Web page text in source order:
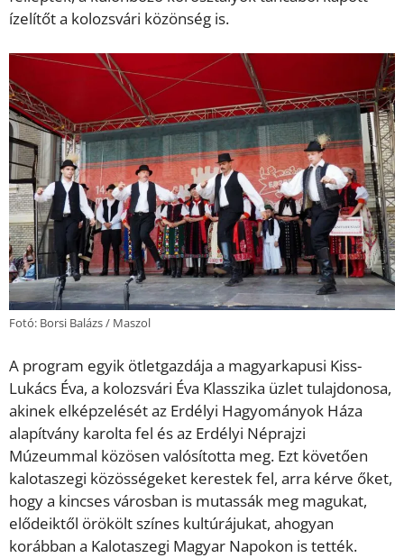
ízelítőt a kolozsvári közönség is.
Fotó: Borsi Balázs / Maszol
A program egyik ötletgazdája a magyarkapusi Kiss-
Lukács Éva, a kolozsvári Éva Klasszika üzlet tulajdonosa,
akinek elképzelését az Erdélyi Hagyományok Háza
alapítvány karolta fel és az Erdélyi Néprajzi
Múzeummal közösen valósította meg. Ezt követően
kalotaszegi közösségeket kerestek fel, arra kérve őket,
hogy a kincses városban is mutassák meg magukat,
elődeiktől örökölt színes kultúrájukat, ahogyan
korábban a Kalotaszegi Magyar Napokon is tették.